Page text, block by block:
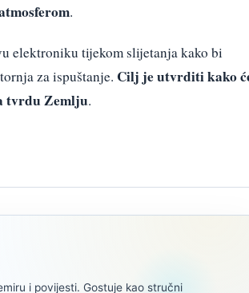
.
elektroniku tijekom slijetanja kako bi
za ispuštanje. Cilj je utvrditi kako
tvrdu Zemlju.
i povijesti. Gostuje kao stručni